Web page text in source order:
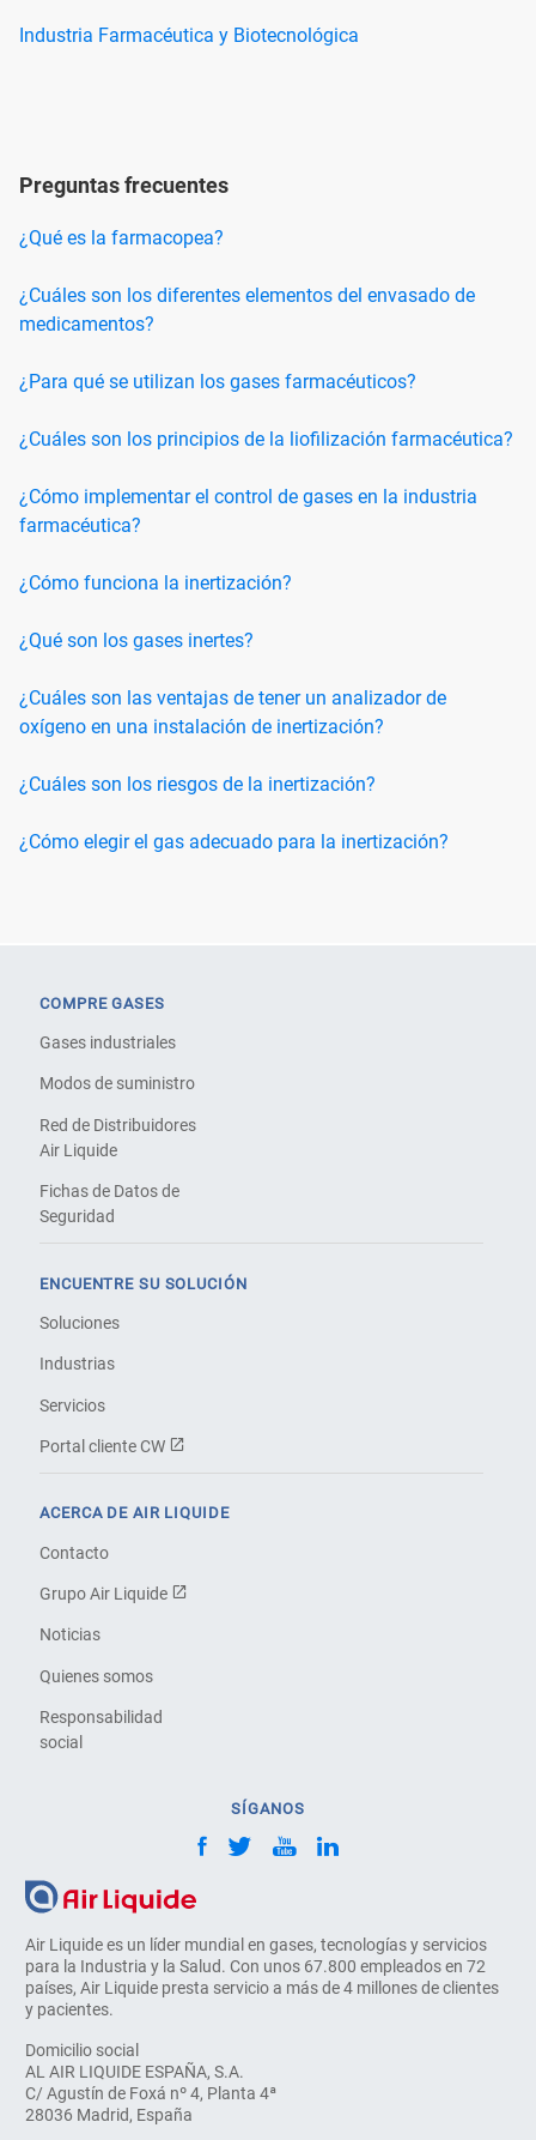
Industria Farmacéutica y Biotecnológica
Preguntas frecuentes
¿Qué es la farmacopea?
¿Cuáles son los diferentes elementos del envasado de
medicamentos?
¿Para qué se utilizan los gases farmacéuticos?
¿Cuáles son los principios de la liofilización farmacéutica?
¿Cómo implementar el control de gases en la industria
farmacéutica?
¿Cómo funciona la inertización?
¿Qué son los gases inertes?
¿Cuáles son las ventajas de tener un analizador de
oxígeno en una instalación de inertización?
¿Cuáles son los riesgos de la inertización?
¿Cómo elegir el gas adecuado para la inertización?
Air Liquide es un líder mundial en gases, tecnologías y servicios
para la Industria y la Salud. Con unos 67.800 empleados en 72
países, Air Liquide presta servicio a más de 4 millones de clientes
y pacientes.
Domicilio social
AL AIR LIQUIDE ESPAÑA, S.A.
C/ Agustín de Foxá nº 4, Planta 4ª
28036 Madrid, España
COMPRE GASES
Gases industriales
Modos de suministro
Red de Distribuidores
Air Liquide
Fichas de Datos de
Seguridad
ENCUENTRE SU SOLUCIÓN
Soluciones
Industrias
Servicios
Portal cliente CW
ACERCA DE AIR LIQUIDE
Contacto
Grupo Air Liquide
Noticias
Quienes somos
Responsabilidad
social
SÍGANOS